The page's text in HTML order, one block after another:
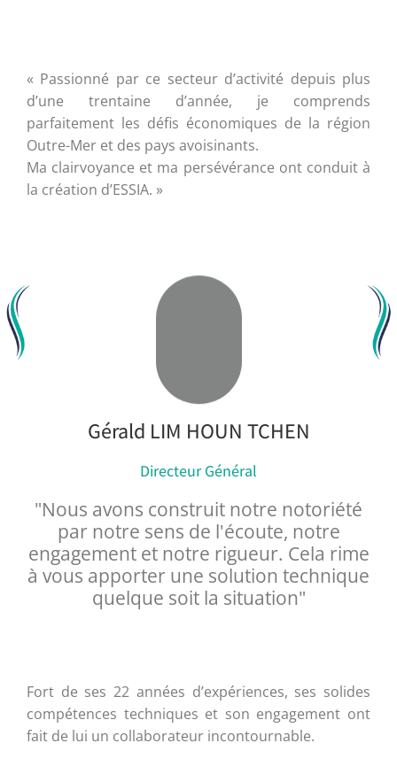
« Passionné par ce secteur d’activité depuis plus
d’une trentaine d’année, je comprends
parfaitement les défis économiques de la région
Outre-Mer et des pays avoisinants.
Ma clairvoyance et ma persévérance ont conduit à
la création d’ESSIA. »
Gérald LIM HOUN TCHEN
Directeur Général
"Nous avons construit notre notoriété
par notre sens de l'écoute, notre
engagement et notre rigueur. Cela rime
à vous apporter une solution technique
quelque soit la situation"
Fort de ses 22 années d’expériences, ses solides
compétences techniques et son engagement ont
fait de lui un collaborateur incontournable.